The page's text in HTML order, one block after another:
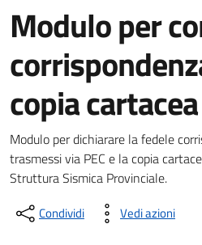
Modulo per
copia cartacea
Dettagli del
Modulo per dichiarare la fedele
trasmessi via PEC e la copia
Struttura Sismica Provinciale.
Condividi Vedi azioni